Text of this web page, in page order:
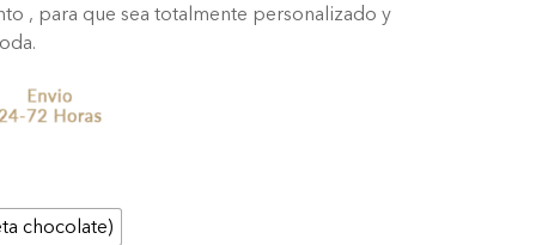
, para que sea totalmente personalizado y
chocolate)